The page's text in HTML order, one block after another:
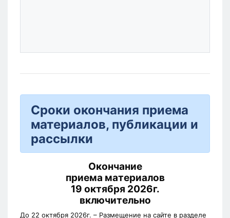
Сроки окончания приема
материалов, публикации и
рассылки
Окончание
приема материалов
19 октября 2026г.
включительно
До 22 октября 2026г. – Размещение на сайте в разделе